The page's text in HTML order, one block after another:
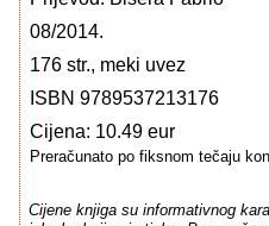
08/2014.
176 str., meki uvez
ISBN 9789537213176
Cijena: 10.49 eur
Preračunato po fiksnom tečaju
Cijene knjiga su informativnog